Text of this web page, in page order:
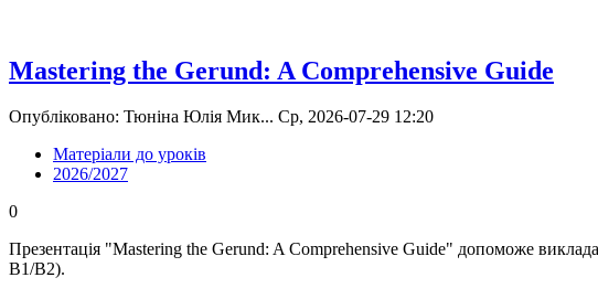
Mastering the Gerund: A Comprehensive Guide
Опубліковано: Тюніна Юлія Мик... Ср, 2026-07-29 12:20
Матеріали до уроків
2026/2027
0
Презентація "Mastering the Gerund: A Comprehensive Guide" допоможе
В1/В2).